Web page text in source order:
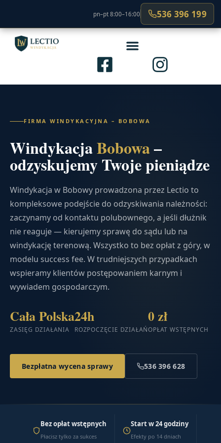
pn–pt 8:00–16:00 536 396 199
FIRMA WINDYKACYJNA – BOBOWA
WindykacjaBobowa–
odzyskujemy Twoje pieniądze
Windykacja w Bobowy prowadzona przez Lectio to
kompleksowe podejście do odzyskiwania należności:
zaczynamy od kontaktu polubownego, a jeśli dłużnik
nie reaguje — kierujemy sprawę do sądu lub na
windykację terenową. Wszystko to bez opłat z góry, w
modelu success fee. W trudniejszych przypadkach
wspieramy klientów postępowaniem karnym i
wywiadem gospodarczym.
Cała Polska
ZASIĘG DZIAŁANIA
24h
ROZPOCZĘCIE DZIAŁAŃ
0 zł
OPŁAT WSTĘPNYCH
Bezpłatna wycena sprawy 536 396 628
Bez opłat wstępnych
Płacisz tylko za sukces
Start w 24 godziny
Efekty po 14 dniach